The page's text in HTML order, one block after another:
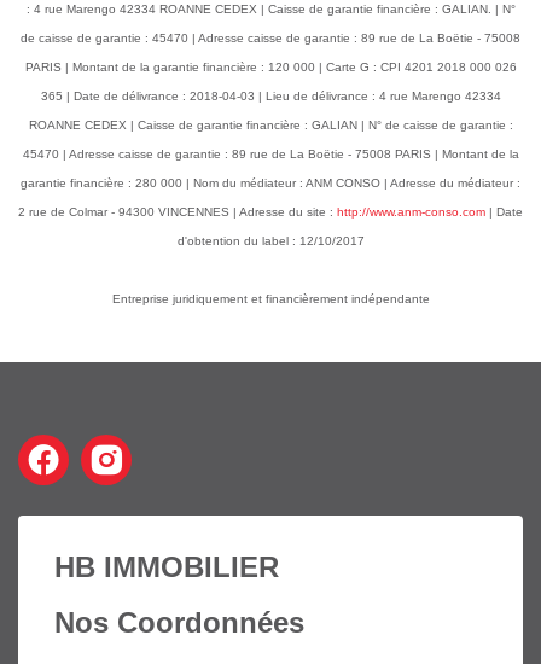
: 4 rue Marengo 42334 ROANNE CEDEX | Caisse de garantie financière : GALIAN. | N°
de caisse de garantie : 45470 | Adresse caisse de garantie : 89 rue de La Boëtie - 75008
PARIS | Montant de la garantie financière : 120 000 | Carte G : CPI 4201 2018 000 026
365 | Date de délivrance : 2018-04-03 | Lieu de délivrance : 4 rue Marengo 42334
ROANNE CEDEX | Caisse de garantie financière : GALIAN | N° de caisse de garantie :
45470 | Adresse caisse de garantie : 89 rue de La Boëtie - 75008 PARIS | Montant de la
garantie financière : 280 000 | Nom du médiateur : ANM CONSO | Adresse du médiateur :
2 rue de Colmar - 94300 VINCENNES | Adresse du site : http://www.anm-conso.com | Date
d'obtention du label : 12/10/2017
Entreprise juridiquement et financièrement indépendante
HB IMMOBILIER
Nos Coordonnées